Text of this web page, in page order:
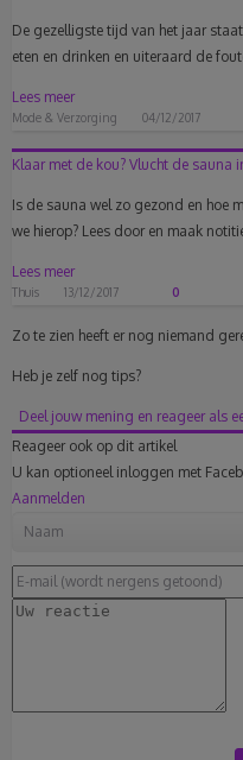
De gezelligste tijd van het jaar
eten en drinken en uiteraard de
Lees meer
Mode & Verzorging 04/12/2017
Klaar met de kou? Vlucht de sauna
Is de sauna wel zo gezond en hoe
we hierop? Lees door en maak
Lees meer
Thuis 13/12/2017 0
Zo te zien heeft er nog niemand
Heb je zelf nog tips?
Deel jouw mening en reageer als
Reageer ook op dit artikel
U kan optioneel inloggen met
Aanmelden